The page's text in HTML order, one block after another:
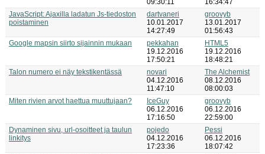
09:30:11
16:34:47
JavaScript: Ajaxilla ladatun Js-tiedoston
poistaminen
dartvaneri
10.01.2017
14:27:49
groovyb
13.01.2017
01:56:43
Google mapsin siirto sijainnin mukaan
pekkahan
19.12.2016
17:50:21
HTML5
19.12.2016
18:48:21
Talon numero ei näy tekstikentässä
novari
04.12.2016
11:47:10
The Alchemist
08.12.2016
08:00:03
Miten rivien arvot haettua muuttujaan?
IceGuy
06.12.2016
17:16:50
groovyb
06.12.2016
22:59:00
Dynaminen sivu, url-osoitteet ja taulun
linkitys
pojedo
04.12.2016
17:23:36
Pessi
06.12.2016
18:07:42